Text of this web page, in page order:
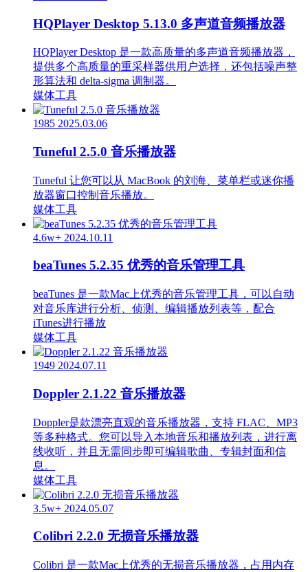
HQPlayer Desktop 5.13.0 多声道音频播放器
HQPlayer Desktop 是一款高质量的多声道音频播放器，
提供多个高质量的重采样器供用户选择，还包括噪声整
形算法和 delta-sigma 调制器。
媒体工具
1985 2025.03.06
Tuneful 2.5.0 音乐播放器
Tuneful 让您可以从 MacBook 的刘海、菜单栏或迷你播
放器窗口控制音乐播放。
媒体工具
4.6w+ 2024.10.11
beaTunes 5.2.35 优秀的音乐管理工具
beaTunes 是一款Mac上优秀的音乐管理工具，可以自动
对音乐库进行分析、侦测、编辑播放列表等，配合
iTunes进行播放
媒体工具
1949 2024.07.11
Doppler 2.1.22 音乐播放器
Doppler是款漂亮直观的音乐播放器，支持 FLAC、MP3
等多种格式。您可以导入本地音乐和播放列表，进行离
线收听，并且无需同步即可编辑歌曲、专辑封面和信
息。
媒体工具
3.5w+ 2024.05.07
Colibri 2.2.0 无损音乐播放器
Colibri 是一款Mac上优秀的无损音乐播放器，占用内存